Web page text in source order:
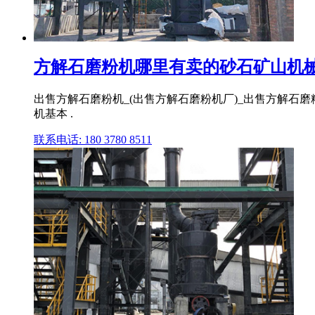
方解石磨粉机哪里有卖的砂石矿山机
出售方解石磨粉机_(出售方解石磨粉机厂)_出售方解石
机基本 .
联系电话: 180 3780 8511